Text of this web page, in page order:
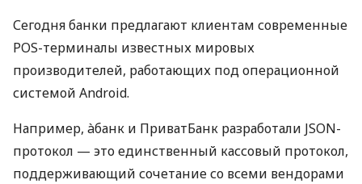
Сегодня банки предлагают клиентам современные
POS-терминалы известных мировых
производителей, работающих под операционной
системой Android.
Например, àбанк и ПриватБанк разработали JSON-
протокол — это единственный кассовый протокол,
поддерживающий сочетание со всеми вендорами